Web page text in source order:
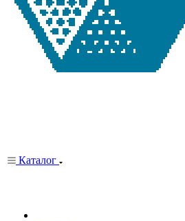
Каталог